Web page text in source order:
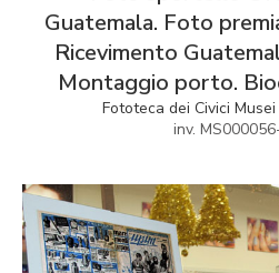
Guatemala. Foto
Ricevimento
Montaggio porto.
Fototeca dei Civici
inv.